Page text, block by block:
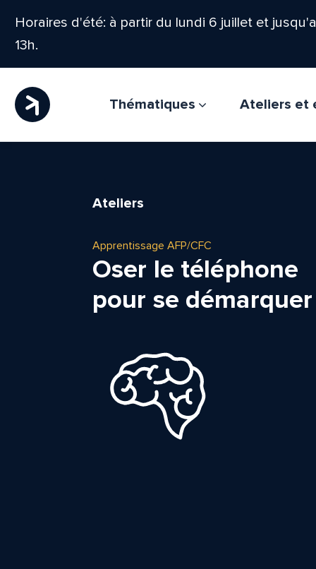
Horaires d'été: à partir du lundi 6 juillet et
13h.
Thématiques Ateliers et
Ateliers
Apprentissage AFP/CFC
Oser le téléphone
pour se démarquer